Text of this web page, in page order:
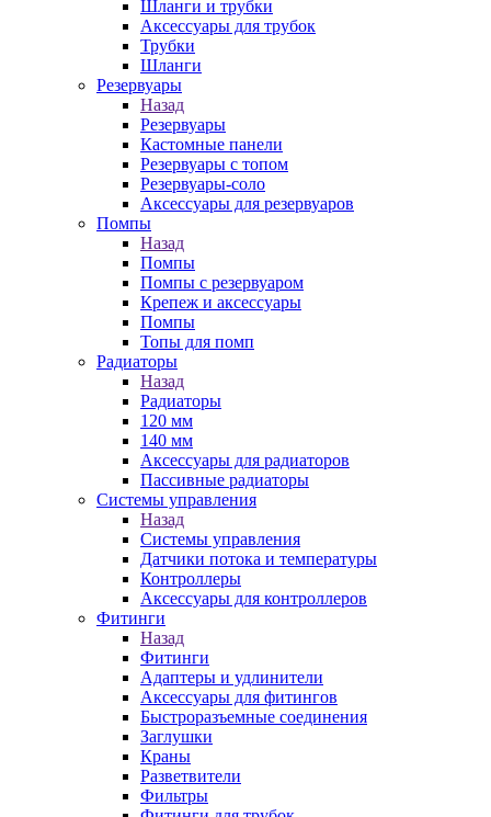
Шланги и трубки
Аксессуары для трубок
Трубки
Шланги
Резервуары
Назад
Резервуары
Кастомные панели
Резервуары с топом
Резервуары-соло
Аксессуары для резервуаров
Помпы
Назад
Помпы
Помпы с резервуаром
Крепеж и аксессуары
Помпы
Топы для помп
Радиаторы
Назад
Радиаторы
120 мм
140 мм
Аксессуары для радиаторов
Пассивные радиаторы
Системы управления
Назад
Системы управления
Датчики потока и температуры
Контроллеры
Аксессуары для контроллеров
Фитинги
Назад
Фитинги
Адаптеры и удлинители
Аксессуары для фитингов
Быстроразъемные соединения
Заглушки
Краны
Разветвители
Фильтры